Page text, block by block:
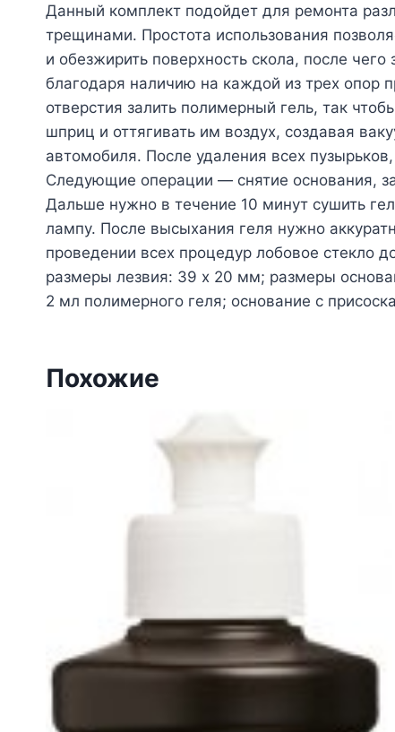
Данный комплект подойдет для ремонта
трещинами. Простота использования
и обезжирить поверхность скола, после
благодаря наличию на каждой из трех опор
отверстия залить полимерный гель, так
шприц и оттягивать им воздух, создавая
автомобиля. После удаления всех
Следующие операции — снятие основания,
Дальше нужно в течение 10 минут сушить
лампу. После высыхания геля нужно
проведении всех процедур лобовое стекло
размеры лезвия: 39 x 20 мм; размеры
2 мл полимерного геля; основание с
Похожие